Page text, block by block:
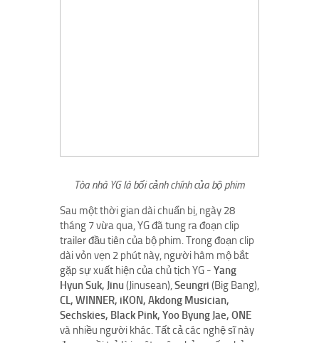
Tòa nhà YG là bối cảnh chính của bộ phim
Sau một thời gian dài chuẩn bị, ngày 28
tháng 7 vừa qua, YG đã tung ra đoạn clip
trailer đầu tiên của bộ phim. Trong đoạn clip
dài vỏn vẹn 2 phút này, người hâm mộ bắt
gặp sự xuất hiện của chủ tịch YG - Yang
Hyun Suk, Jinu(Jinusean), Seungri (Big Bang),
CL, WINNER, iKON, Akdong Musician,
Sechskies, Black Pink, Yoo Byung Jae, ONE
và nhiều người khác. Tất cả các nghệ sĩ này